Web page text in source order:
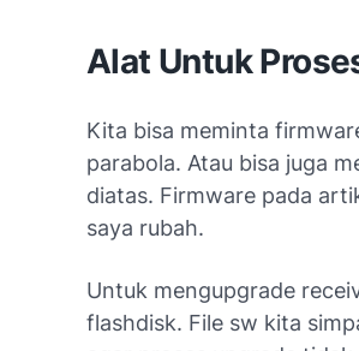
Alat Untuk
Kita bisa meminta
parabola. Atau bisa juga
diatas. Firmware pada
saya rubah.
Untuk mengupgrade
flashdisk. File sw kita